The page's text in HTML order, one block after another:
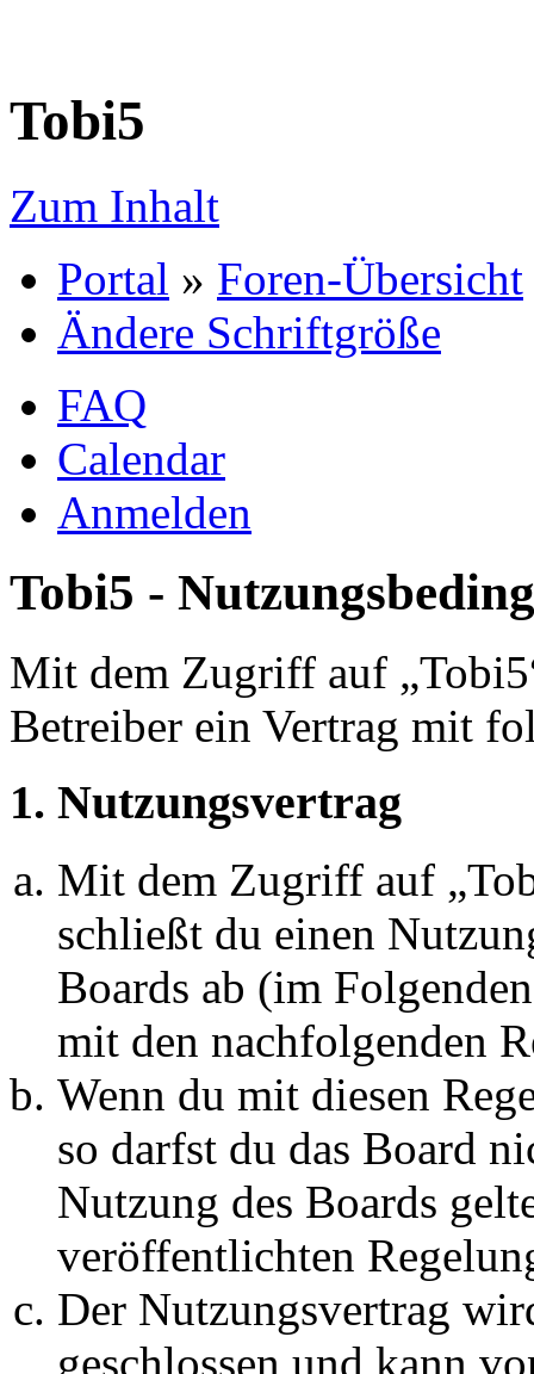
Tobi5
Zum Inhalt
Portal » Foren-Übersicht
Ändere Schriftgröße
FAQ
Calendar
Anmelden
Tobi5 -
Mit dem Zugriff auf
Betreiber ein Vertrag mit
1. Nutzungsvertrag
Mit dem Zugriff auf
schließt du einen
Boards ab (im
mit den nachfolgenden
Wenn du mit diesen
so darfst du das Board
Nutzung des Boards
veröffentlichten
Der Nutzungsvertrag
geschlossen und kann